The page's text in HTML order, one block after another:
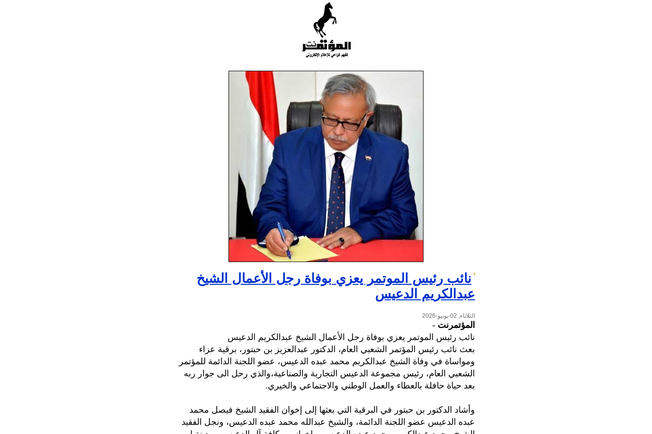
نائب رئيس الموتمر يعزي بوفاة رجل الأعمال الشيخ
عبدالكريم الدعيس
الثلاثاء, 02-يونيو-2026
المؤتمرنت -
نائب رئيس الموتمر يعزي بوفاة رجل الأعمال الشيخ عبدالكريم الدعيس
بعث نائب رئيس المؤتمر الشعبي العام، الدكتور عبدالعزيز بن حبتور، برقية عزاء
ومواساة في وفاة الشيخ عبدالكريم محمد عبده الدعيس، عضو اللجنة الدائمة للمؤتمر
الشعبي العام، رئيس مجموعة الدعيس التجارية والصناعية،والذي رحل الى جوار ربه
بعد حياة حافلة بالعطاء والعمل الوطني والاجتماعي والخيري.
وأشاد الدكتور بن حبتور في البرقية التي بعثها إلى إخوان الفقيد الشيخ فيصل محمد
عبده الدعيس عضو اللجنة الدائمة، والشيخ عبدالله محمد عبده الدعيس، ونجل الفقيد